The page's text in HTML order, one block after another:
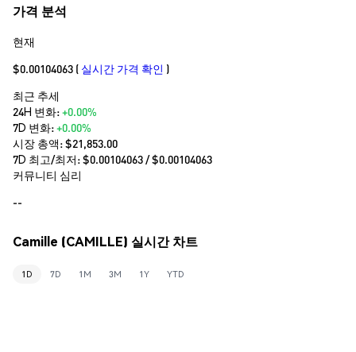
가격 분석
현재
$0.00104063 ( 실시간 가격 확인 )
최근 추세
24H 변화:+0.00%
7D 변화:+0.00%
시장 총액:$21,853.00
7D 최고/최저: $0.00104063/ $0.00104063
커뮤니티 심리
--
Camille (CAMILLE) 실시간 차트
1D 7D 1M 3M 1Y YTD